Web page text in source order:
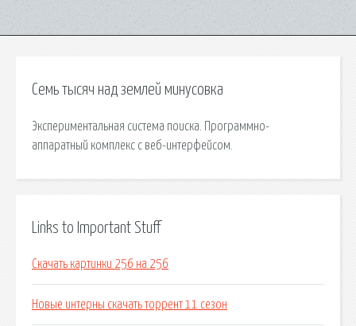
Семь тысяч над землей минусовка
Экспериментальная система поиска. Программно-
аппаратный комплекс с веб-интерфейсом.
Links to Important Stuff
Скачать картинки 256 на 256
Новые интерны скачать торрент 11 сезон